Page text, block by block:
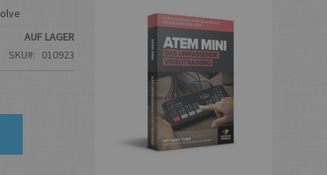
AUF LAGER
SKU
010923